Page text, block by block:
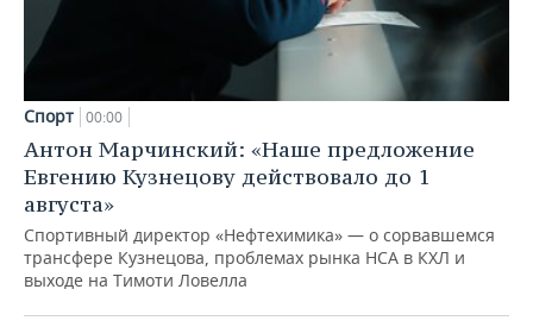
Спорт 00:00
Антон Марчинский: «Наше предложение
Евгению Кузнецову действовало до 1
августа»
Спортивный директор «Нефтехимика» — о сорвавшемся
трансфере Кузнецова, проблемах рынка НСА в КХЛ и
выходе на Тимоти Ловелла